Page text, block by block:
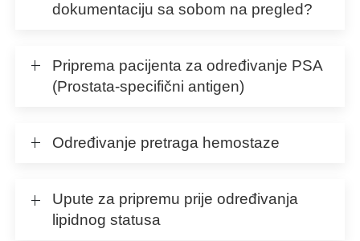
dokumentaciju sa sobom na pregled?
Priprema pacijenta za određivanje PSA
(Prostata-specifični antigen)
Određivanje pretraga hemostaze
Upute za pripremu prije određivanja
lipidnog statusa